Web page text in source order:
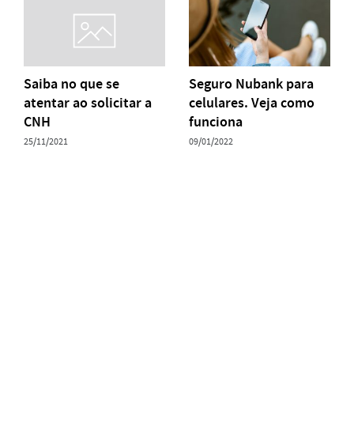
Saiba no que se
atentar ao solicitar a
CNH
25/11/2021
Seguro Nubank para
celulares. Veja como
funciona
09/01/2022